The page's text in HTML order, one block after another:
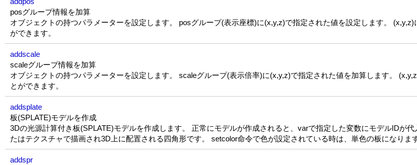
posグループ情報を加算
オブジェクトの持つパラメーターを設定します。 posグループ(表示座標)に(x,y,z)で指定された値を設定します。
ができます。
addscale
scaleグループ情報を加算
オブジェクトの持つパラメーターを設定します。 scaleグループ(表示倍率)に(x,y,z)で指定された値を加算します。
とができます。
addsplate
板(SPLATE)モデルを作成
3Dの光源計算付き板(SPLATE)モデルを作成します。 正常にモデルが作成されると、varで指定した変数にモデルIDが
たはテクスチャで描画され3D上に配置される四角形です。 setcolor命令で色が設定されている時は、単色の板になります
addspr